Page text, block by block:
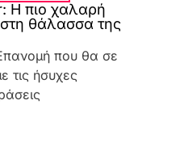
Η πιο χαλαρή
θάλασσα της
που θα σε
τις ήσυχες